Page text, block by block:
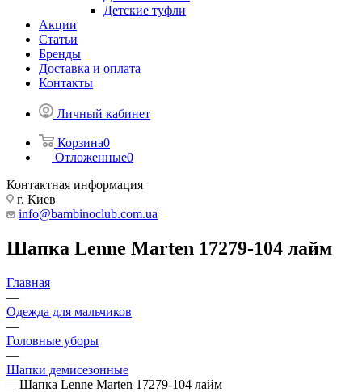
Детские туфли
Акции
Статьи
Бренды
Доставка и оплата
Контакты
Личный кабинет
Корзина0
Отложенные0
Контактная информация
г. Киев
info@bambinoclub.com.ua
Шапка Lenne Marten 17279-104 лайм
Главная
—
Одежда для мальчиков
—
Головные уборы
—
Шапки демисезонные
—Шапка Lenne Marten 17279-104 лайм